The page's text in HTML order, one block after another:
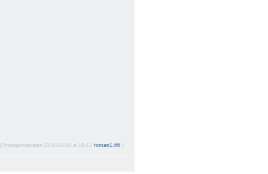
(Отредактировал 22-03-2014 в 19:12 roman1.66.)